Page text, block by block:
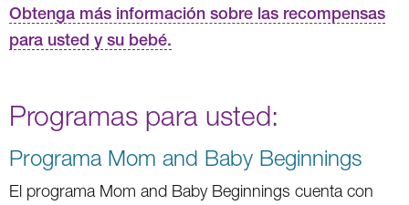
Obtenga más información sobre las recompensas
para usted y su bebé.
Programas para usted:
Programa Mom and Baby Beginnings
El programa Mom and Baby Beginnings cuenta con